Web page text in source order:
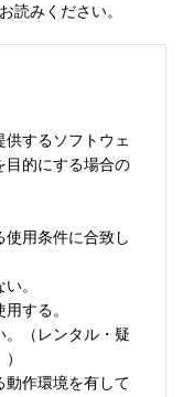
読みください。
供するソフトウェ
目的にする場合の
使用条件に合致し
。
する。
。（レンタル・疑
動作環境を有して